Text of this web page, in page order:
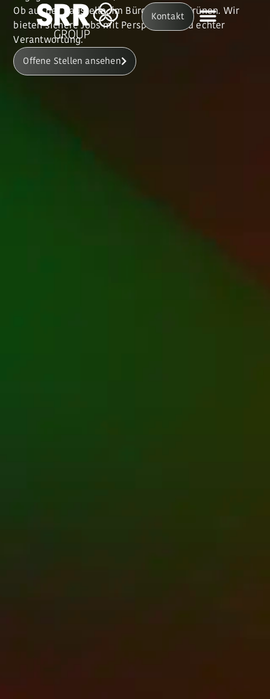
Kontakt
Ob auf der Baustelle, im Büro oder im Grünen. Wir
bieten sichere Jobs mit Perspektive und echter
Verantwortung.
Offene Stellen ansehen